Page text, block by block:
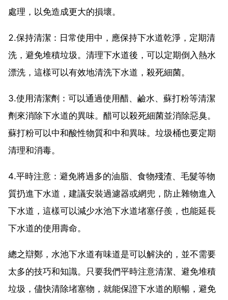
處理，以免造成更大的損壞。
2.保持清潔：日常使用中，應保持下水道乾淨，定期清
洗，避免堆積垃圾。清理下水道後，可以定期倒入熱水
漂洗，這樣可以有效地清洗下水道，殺死細菌。
3.使用清潔劑：可以通過使用醋、鹼水、蘇打粉等清潔
劑來消除下水道的異味。醋可以殺死細菌並消除惡臭。
蘇打粉可以中和酸性物質和中和異味。垃圾桶也要定期
清理和消毒。
4.平時注意：避免將過多的油脂、食物殘渣、毛髮等物
質扔進下水道，建議安裝過濾器或網兜，防止雜物進入
下水道，這樣可以減少水池下水道堵塞仔羨，也能延長
下水道的使用壽命。
總之辯鄭，水池下水道有味道是可以解決的，並不需要
太多的技巧和知識。只要我們平時注意清潔、避免堆積
垃圾，儘快清除堵塞物，就能保證下水道的順暢，避免